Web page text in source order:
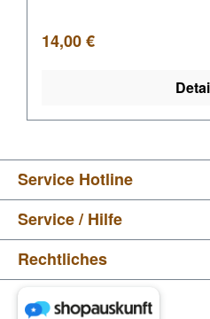
Regulärer Preis:
14,00 €
Service Hotline
Service / Hilfe
Rechtliches